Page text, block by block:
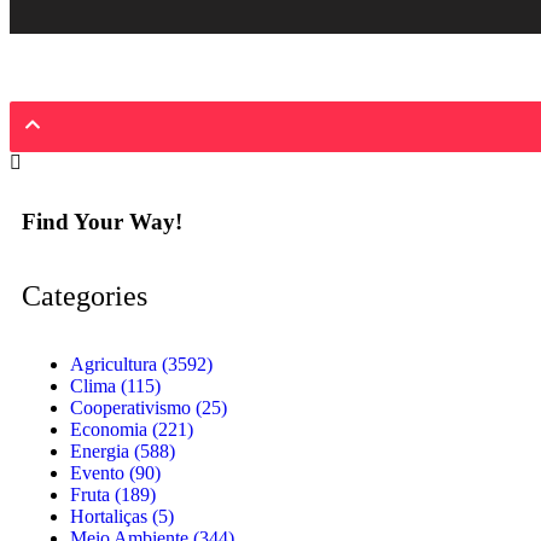
Find Your Way!
Categories
Agricultura (3592)
Clima (115)
Cooperativismo (25)
Economia (221)
Energia (588)
Evento (90)
Fruta (189)
Hortaliças (5)